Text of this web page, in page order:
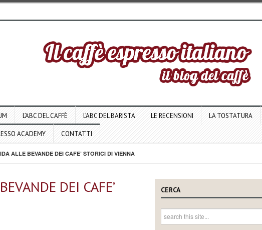
L’ABC DEL CAFFÈ L’ABC DEL BARISTA LE RECENSIONI LA TOSTATURA
ACADEMY CONTATTI
ALLE BEVANDE DEI CAFE’ STORICI DI VIENNA
DEI CAFE’
CERCA